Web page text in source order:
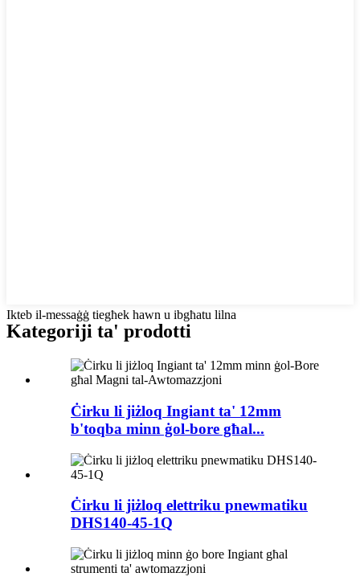
Ikteb il-messaġġ tiegħek hawn u ibgħatu lilna
Kategoriji ta' prodotti
Ċirku li jiżloq Ingiant ta' 12mm
b'toqba minn ġol-bore għal...
Ċirku li jiżloq elettriku pnewmatiku
DHS140-45-1Q